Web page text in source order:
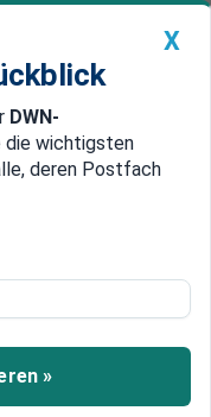
Premium
China
an
an
verspricht
X
DWN-
die wichtigsten
deren Postfach
»